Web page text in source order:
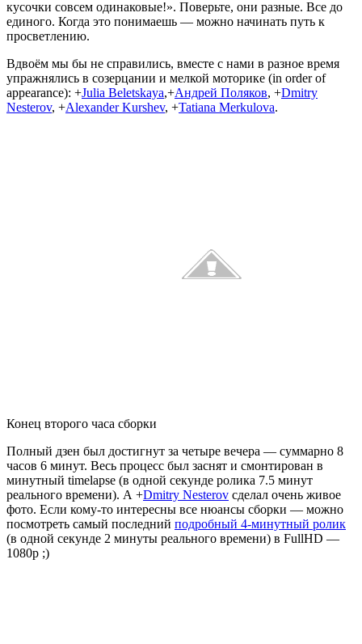
кусочки совсем одинаковые!». Поверьте, они разные. Все до
единого. Когда это понимаешь — можно начинать путь к
просветлению.
Вдвоём мы бы не справились, вместе с нами в разное время
упражнялись в созерцании и мелкой моторике (in order of
appearance): +Julia Beletskaya,+Андрей Поляков, +Dmitry
Nesterov, +Alexander Kurshev, +Tatiana Merkulova.
Конец второго часа сборки
Полный дзен был достигнут за четыре вечера — суммарно 8
часов 6 минут. Весь процесс был заснят и смонтирован в
минутный timelapse (в одной секунде ролика 7.5 минут
реального времени). А +Dmitry Nesterov сделал очень живое
фото. Если кому-то интересны все нюансы сборки — можно
посмотреть самый последний подробный 4-минутный ролик
(в одной секунде 2 минуты реального времени) в FullHD —
1080p ;)